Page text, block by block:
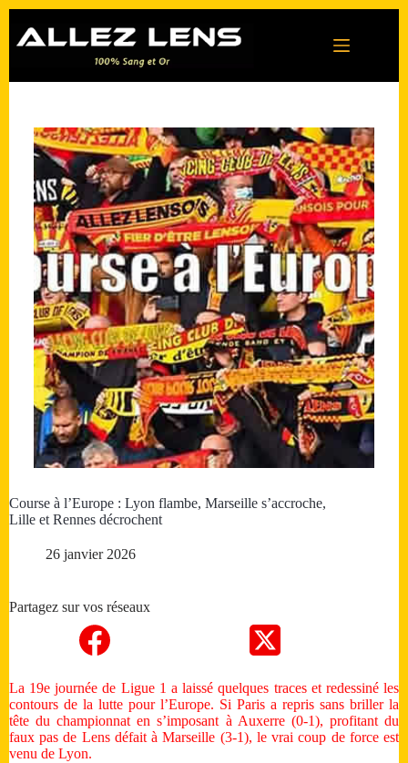
contenu
Course à l’Europe : Lyon flambe, Marseille s’accroche,
Lille et Rennes décrochent
26 janvier 2026
Partagez sur vos réseaux
La 19e journée de Ligue 1 a laissé quelques traces et redessiné les
contours de la lutte pour l’Europe. Si Paris a repris sans briller la
tête du championnat en s’imposant à Auxerre (0-1), profitant du
faux pas de Lens défait à Marseille (3-1), le vrai coup de force est
venu de Lyon.